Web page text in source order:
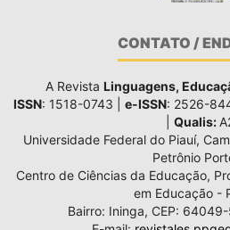
CONTATO /
A Revista Linguagens,
ISSN: 1518-0743 | e-ISSN: 2526-
Qualis:
Universidade Federal do Piauí,
Petrônio
Centro de Ciências da Educação,
em Educação -
Bairro: Ininga, CEP: